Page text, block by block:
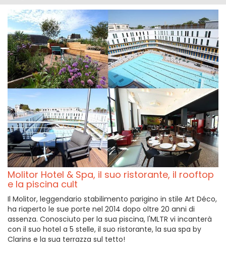
Molitor Hotel & Spa, il suo ristorante, il rooftop
e la piscina cult
Il Molitor, leggendario stabilimento parigino in stile Art Déco,
ha riaperto le sue porte nel 2014 dopo oltre 20 anni di
assenza. Conosciuto per la sua piscina, l'MLTR vi incanterà
con il suo hotel a 5 stelle, il suo ristorante, la sua spa by
Clarins e la sua terrazza sul tetto!